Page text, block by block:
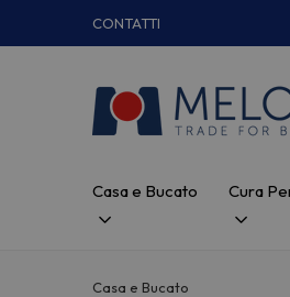
CONTATTI
Casa e Bucato Cura
Casa e Bucato